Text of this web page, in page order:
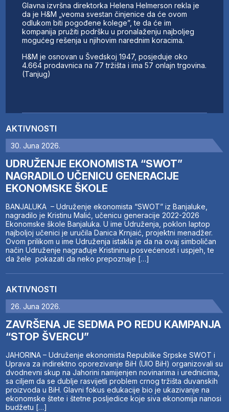
AKTIVNOSTI
30. Juna 2026.
UDRUŽENJE EKONOMISTA “SWOT”
NAGRADILO UČENICU GENERACIJE
EKONOMSKE ŠKOLE
BANJALUKA – Udruženje ekonomista “SWOT” iz Banjaluke,
nagradilo je Kristinu Malić, učenicu generacije 2022-2026
Ekonomske škole Banjaluka. U ime Udruženja, poklon laptop
najboljoj učenici je uručila Danica Krnjaić, projektni menadžer.
Ovom prilikom u ime Udruženja istakla je da na ovaj simboličan
način Udruženje nagrađuje Kristininu posvećenost i uspjeh, te
da žele pokazati da neko prepoznaje […]
AKTIVNOSTI
26. Juna 2026.
ZAVRŠENA JE SEDMA PO REDU KAMPANJA
“STOP ŠVERCU”
JAHORINA – Udruženje ekonomista Republike Srpske SWOT i
Uprava za indirektno oporezivanje BiH (UIO BiH) organizovali su
dvodnevni skup na Jahorini namijenjen novinarima i urednicima,
sa ciljem da se dublje rasvijetli problem crnog tržišta duvanskih
proizvoda u BiH. Glavni fokus edukacije bio je ukazivanje na
ekonomske štete i štetne posljedice koje siva ekonomija nanosi
budžetu […]
Glavna izvršna direktorka Helena Helmerson rekla je
da je H&M „veoma svestan činjenice da će ovom
odlukom biti pogođene kolege”, te da će im
kompanija pružiti podršku u pronalaženju najboljeg
mogućeg rešenja u njihovim narednim koracima.
H&M je osnovan u Švedskoj 1947, posjeduje oko
4.664 prodavnica na 77 tržišta i ima 57 onlajn trgovina.
(Tanjug)